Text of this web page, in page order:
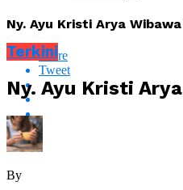
Ny. Ayu Kristi Arya
Share
Tweet
Terkini
Ny. Ayu Kristi
By